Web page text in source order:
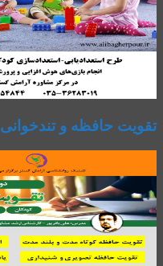
تقویت حافظه و تندخوانی